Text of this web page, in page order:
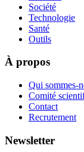
Société
Technologie
Santé
Outils
À propos
Qui sommes-
Comité
Contact
Recrutement
Newsletter